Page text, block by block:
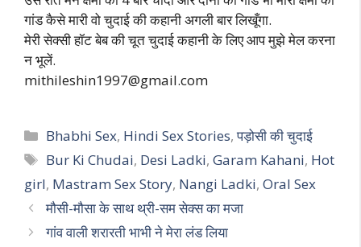
गांड कैसे मारी वो चुदाई की कहानी अगली बार लिखूँगा.
मेरी सेक्सी हॉट बेब की चूत चुदाई कहानी के लिए आप मुझे मेल करना
न भूलें.
mithileshin1997@gmail.com
Categories
Bhabhi Sex, Hindi Sex Stories,पड़ोसी की चुदाई
Tags
Bur Ki Chudai, Desi Ladki,Garam Kahani, Hot
girl, Mastram Sex Story, Nangi Ladki, Oral Sex
मौसी-मौसा के साथ थ्री-सम सेक्स का मजा
गांव वाली शरारती भाभी ने मेरा लंड लिया